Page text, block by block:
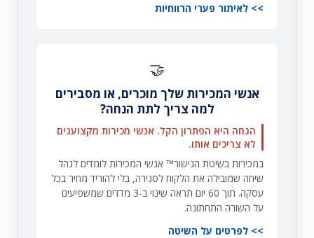
לאיתור פערי הרווחיות
🤝
אנשי המכירות שלך מוכרים, או מסבירים
למה צריך לתת הנחה?
הנחה היא הפתרון הקל. אנשי מכירות מקצוענים
לא צריכים אותו.
במכירות בשיטת הגישור™ אנשי המכירות לומדים לנהל
שיחה שמובילה את הלקוח לסגירה, בלי להוריד מחיר בכל
עסקה. תוך 60 יום תראה שינוי ב-3 מדדים שמשפיעים
על השורה התחתונה.
לפרטים על השיטה